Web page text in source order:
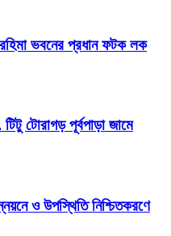
ভবনের প্রধান ফটক লক
টোরাগড় পূর্বপাড়া জামে
ও উপস্থিতি নিশ্চিতকরণে